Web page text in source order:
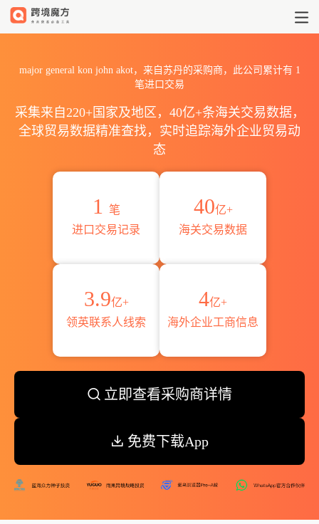
major general kon john akot，来自苏丹的采购商，此公司累计有 1
笔进口交易
采集来自220+国家及地区，40亿+条海关交易数据，
全球贸易数据精准查找，实时追踪海外企业贸易动
态
1
笔
进口交易记录
40亿+
海关交易数据
3.9亿+
领英联系人线索
4亿+
海外企业工商信息
立即查看采购商详情
免费下载App